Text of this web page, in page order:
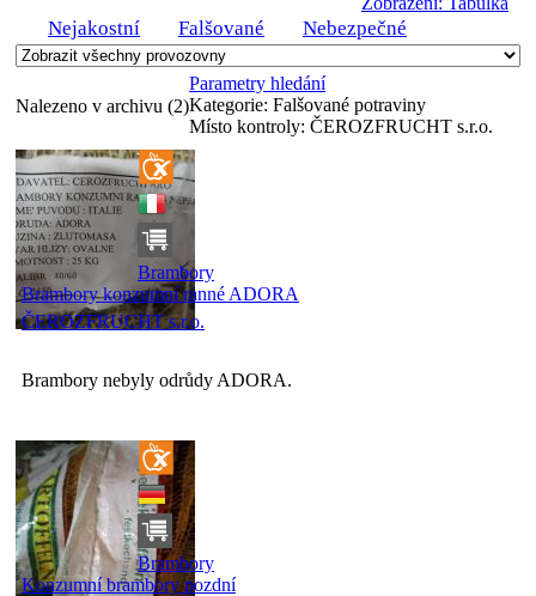
Nejakostní Falšované Nebezpečné
Nalezeno v archivu (2)
Parametry hledání
Kategorie: Falšované potraviny
Místo kontroly: ČEROZFRUCHT s.r.o.
Brambory
Brambory konzumní ranné ADORA
ČEROZFRUCHT s.r.o.
Brambory nebyly odrůdy ADORA.
Brambory
Konzumní brambory pozdní